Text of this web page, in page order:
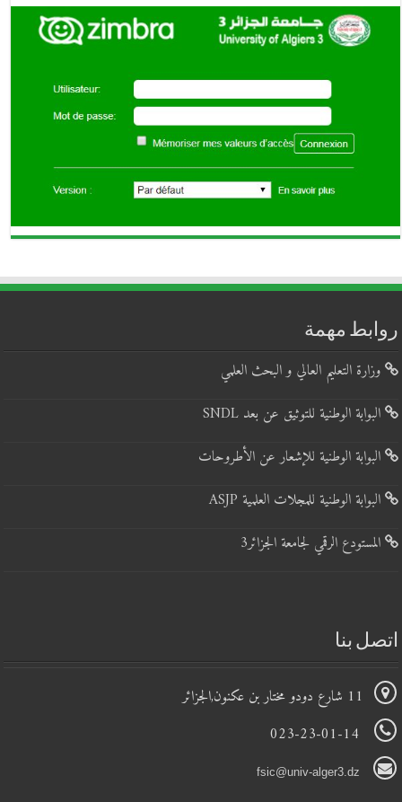
روابط مهمة
وزارة التعليم العالي و البحث العلمي
البوابة الوطنية للتوثيق عن بعد SNDL
البوابة الوطنية للإشعار عن الأطروحات
البوابة الوطنية للمجلات العلمية ASJP
المستودع الرقمي لجامعة الجزائر3
اتصل بنا